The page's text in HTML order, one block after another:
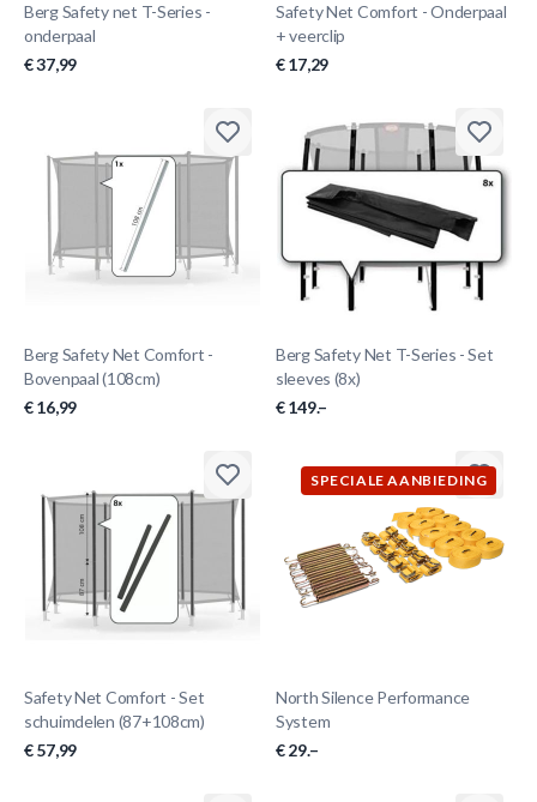
Berg Safety net T-Series -
onderpaal
€ 37,99
Safety Net Comfort - Onderpaal
+ veerclip
€ 17,29
Berg Safety Net Comfort -
Bovenpaal (108cm)
€ 16,99
Berg Safety Net T-Series - Set
sleeves (8x)
€ 149.–
Safety Net Comfort - Set
schuimdelen (87+108cm)
€ 57,99
SPECIALE AANBIEDING
North Silence Performance
System
€ 29.–